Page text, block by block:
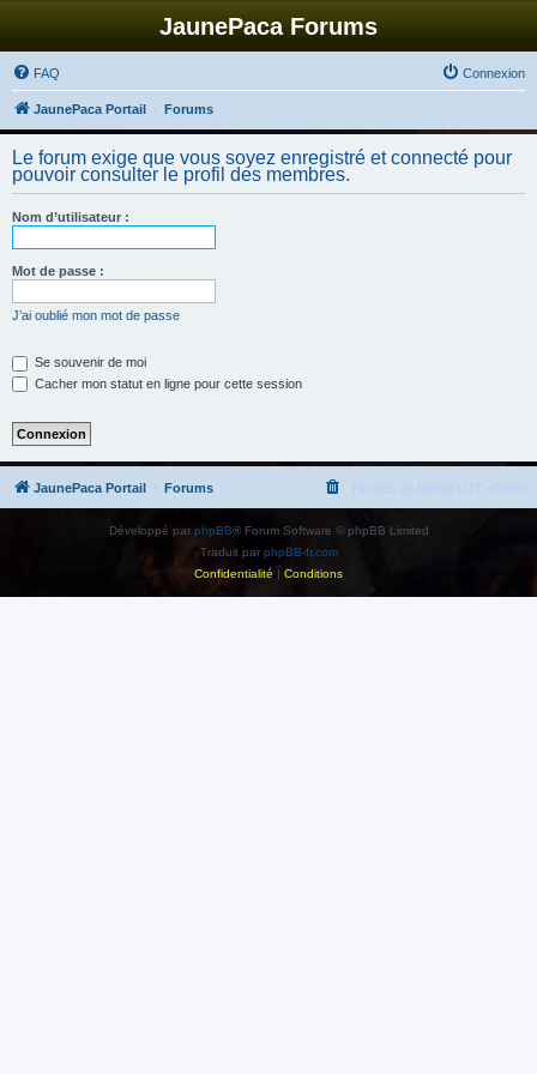
JaunePaca Forums
FAQ Connexion
JaunePaca Portail Forums
Le forum exige que vous soyez enregistré et connecté pour
pouvoir consulter le profil des membres.
Nom d’utilisateur :
Mot de passe :
J’ai oublié mon mot de passe
Se souvenir de moi
Cacher mon statut en ligne pour cette session
JaunePaca Portail Forums UTC+02:00
Développé par phpBB® Forum Software © phpBB Limited
Traduit par phpBB-fr.com
Confidentialité | Conditions